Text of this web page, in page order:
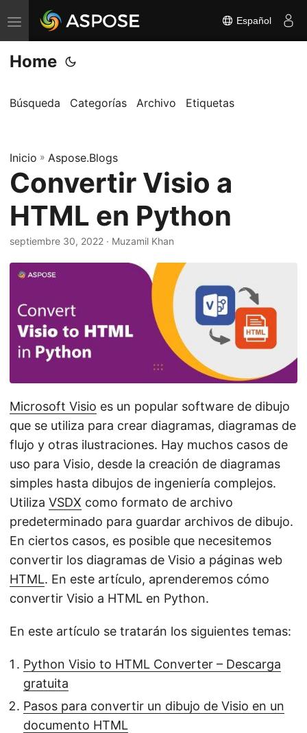
A
l
t
r
r
n
a
v
a
ó
n
Español
Home
Búsqueda Categorías Archivo Etiquetas
Inicio » Aspose.Blogs
Convertir Visio a
HTML en Python
septiembre 30, 2022 · Muzamil Khan
Microsoft Visio es un popular software de dibujo
que se utiliza para crear diagramas, diagramas de
flujo y otras ilustraciones. Hay muchos casos de
uso para Visio, desde la creación de diagramas
simples hasta dibujos de ingeniería complejos.
Utiliza VSDX como formato de archivo
predeterminado para guardar archivos de dibujo.
En ciertos casos, es posible que necesitemos
convertir los diagramas de Visio a páginas web
HTML. En este artículo, aprenderemos cómo
convertir Visio a HTML en Python.
En este artículo se tratarán los siguientes temas:
Python Visio to HTML Converter – Descarga
gratuita
Pasos para convertir un dibujo de Visio en un
documento HTML